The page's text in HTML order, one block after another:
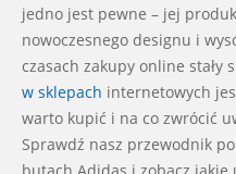
jedno jest pewne – jej
nowoczesnego designu i
czasach zakupy online stały
w sklepach internetowych
warto kupić i na co zwrócić
Sprawdź nasz przewodnik